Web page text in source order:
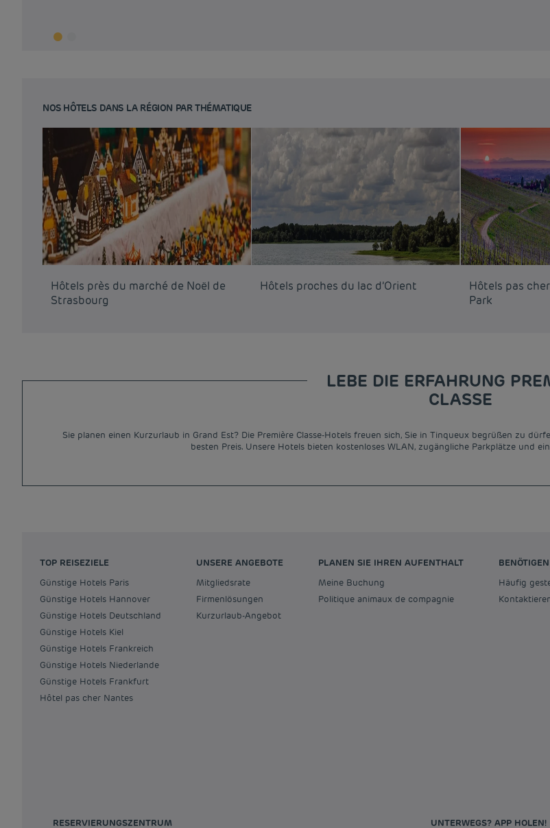
NOS HÔTELS DANS LA RÉGION PAR THÉMATIQUE
Hôtels près du marché de Noël de
Strasbourg
Hôtels proches du lac d’Orient
Hôtels pas
Park
LEBE DIE ERFAHRUNG
CLASSE
Sie planen einen Kurzurlaub in Grand Est? Die Première Classe-Hotels freuen sich, Sie in Tinqueux begrüßen zu
besten Preis. Unsere Hotels bieten kostenloses WLAN, zugängliche Parkplätze und
TOP REISEZIELE
Günstige Hotels Paris
Günstige Hotels Hannover
Günstige Hotels Deutschland
Günstige Hotels Kiel
Günstige Hotels Frankreich
Günstige Hotels Niederlande
Günstige Hotels Frankfurt
Hôtel pas cher Nantes
UNSERE ANGEBOTE
Mitgliedsrate
Firmenlösungen
Kurzurlaub-Angebot
PLANEN SIE IHREN AUFENTHALT
Meine Buchung
Politique animaux de compagnie
Häufig
RESERVIERUNGSZENTRUM UNTERWEGS? APP HOLEN!